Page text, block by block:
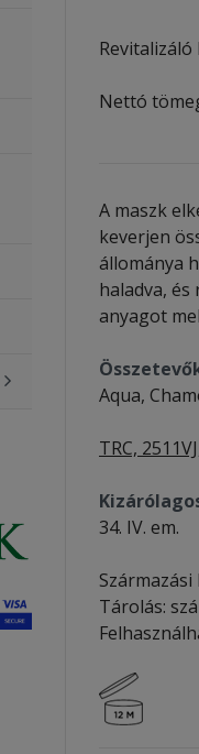
Nettó
A maszk
keverjen
állománya
haladva,
anyagot
Aqua,
TRC,
34. IV. em.
Származási
Tárolás: